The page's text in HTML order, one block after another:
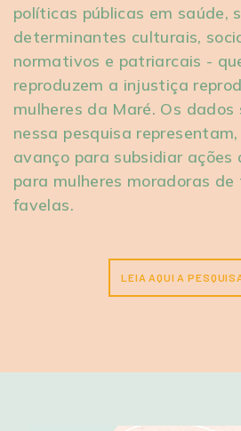
políticas públicas em saúde,
determinantes culturais,
normativos e patriarcais -
reproduzem a injustiça
mulheres da Maré. Os
nessa pesquisa
avanço para subsidiar ações
para mulheres moradoras
favelas.
LEIA AQUI A